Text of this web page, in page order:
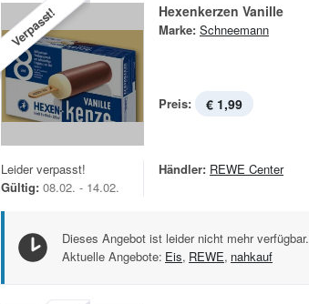
Verpasst! Hexenkerzen Vanille
Marke: Schneemann
Preis: € 1,99
Leider verpasst!
Gültig: 08.02. - 14.02.
Händler: REWE Center
Dieses Angebot ist leider nicht mehr verfügbar.
Aktuelle Angebote: Eis, REWE, nahkauf